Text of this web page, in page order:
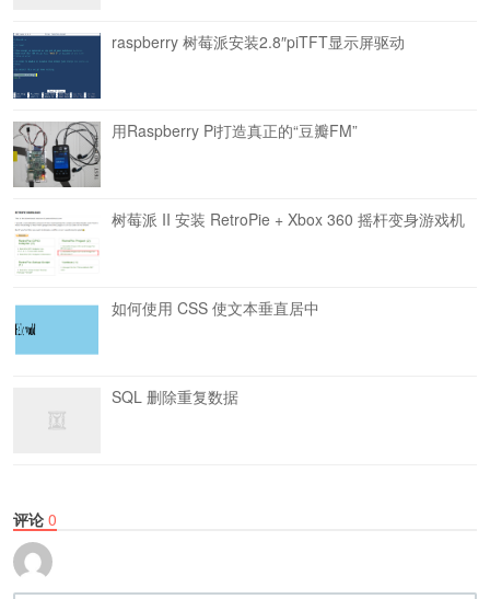
raspberry 树莓派安装2.8″piTFT显示屏驱动
用Raspberry Pi打造真正的“豆瓣FM”
树莓派 II 安装 RetroPie + Xbox 360 摇杆变身游戏机
如何使用 CSS 使文本垂直居中
SQL 删除重复数据
评论 0